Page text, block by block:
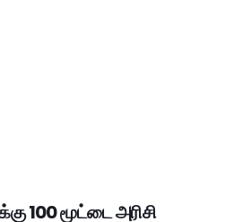
100 மூட்டை அரிசி